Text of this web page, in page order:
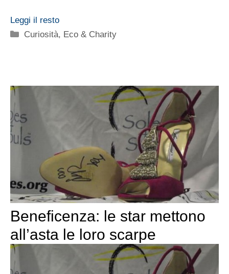
Leggi il resto
Categorie
Curiosità, Eco & Charity
Beneficenza: le star mettono
all’asta le loro scarpe